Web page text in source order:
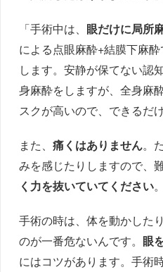
「手術中は、 眼だけに局所
による点眼麻酔+結膜下麻
します。安静が保てない認
身麻酔をしますが、全身麻
スクが高いので、できるだ
また、痛くはありません。
みを感じたりしますので、
く力を抜いていてください。
手術の時は、体を動かした
のが一番危ないんです。 眼
にはコツがあります。手術